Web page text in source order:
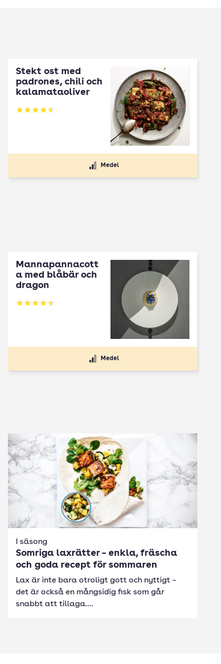
Stekt ost med
padrones, chili och
kalamataoliver
Betyg: 4.5 av 5
Medel
Mannapannacott
a med blåbär och
dragon
Betyg: 4.5 av 5
Medel
I säsong
Somriga laxrätter – enkla, fräscha
och goda recept för sommaren
Lax är inte bara otroligt gott och nyttigt –
det är också en mångsidig fisk som går
snabbt att tillaga....